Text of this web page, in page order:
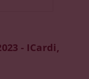
- ICardi,